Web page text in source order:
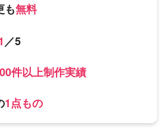
も無料
／5
件以上制作実績
1点もの